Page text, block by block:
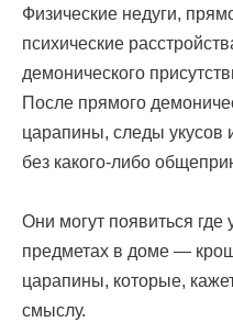
Физические недуги,
психические
демонического
После прямого
царапины, следы укусов
без какого-либо
Они могут появиться где
предметах в доме —
царапины, которые,
смыслу.